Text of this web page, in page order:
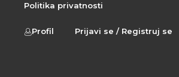
Politika privatnosti
Profil Prijavi se / Registruj se